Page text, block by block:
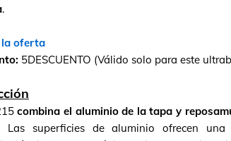
.
la oferta
5DESCUENTO (Válido solo para este
combina el aluminio de la tapa y
Las superficies de aluminio ofrecen una